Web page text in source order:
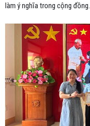
làm ý nghĩa trong cộng đồng.